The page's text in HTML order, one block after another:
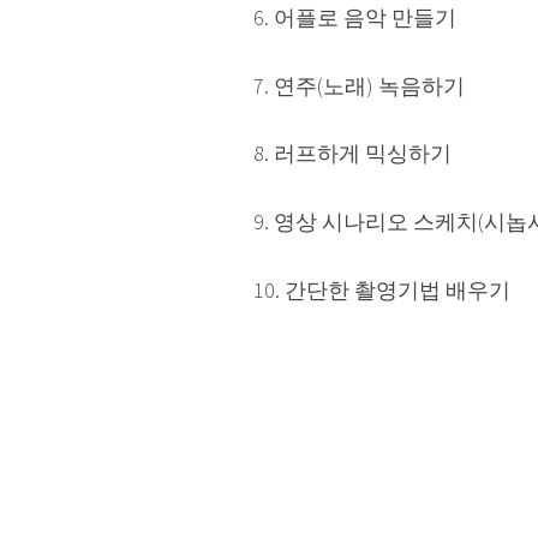
6. 어플로 음악 만들기
7. 연주(노래) 녹음하기
8. 러프하게 믹싱하기
9. 영상 시나리오 스케치(시놉
10. 간단한 촬영기법 배우기